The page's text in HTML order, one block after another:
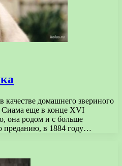
качестве домашнего звериного
Сиама еще в конце XVI
она родом и с больше
преданию, в 1884 году…